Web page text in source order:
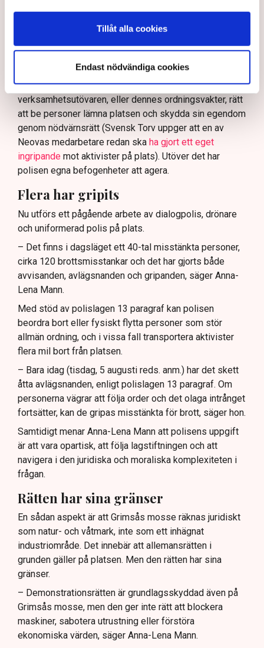
Tillåt alla cookies
Endast nödvändiga cookies
och näringsverksamhet mot den typen av störningar.
Nu svarar polisen på kritiken.
Enligt Anna-Lena Mann, polisinspektör vid
kommunikationsavdelningen i region Väst, har
verksamhetsutövaren, eller dennes ordningsvakter, rätt
att be personer lämna platsen och skydda sin egendom
genom nödvärnsrätt (Svensk Torv uppger att en av
Neovas medarbetare redan ska ha gjort ett eget
ingripande mot aktivister på plats). Utöver det har
polisen egna befogenheter att agera.
Flera har gripits
Nu utförs ett pågående arbete av dialogpolis, drönare
och uniformerad polis på plats.
– Det finns i dagsläget ett 40-tal misstänkta personer,
cirka 120 brottsmisstankar och det har gjorts både
avvisanden, avlägsnanden och gripanden, säger Anna-
Lena Mann.
Med stöd av polislagen 13 paragraf kan polisen
beordra bort eller fysiskt flytta personer som stör
allmän ordning, och i vissa fall transportera aktivister
flera mil bort från platsen.
– Bara idag (tisdag, 5 augusti reds. anm.) har det skett
åtta avlägsnanden, enligt polislagen 13 paragraf. Om
personerna vägrar att följa order och det olaga intrånget
fortsätter, kan de gripas misstänkta för brott, säger hon.
Samtidigt menar Anna-Lena Mann att polisens uppgift
är att vara opartisk, att följa lagstiftningen och att
navigera i den juridiska och moraliska komplexiteten i
frågan.
Rätten har sina gränser
En sådan aspekt är att Grimsås mosse räknas juridiskt
som natur- och våtmark, inte som ett inhägnat
industriområde. Det innebär att allemansrätten i
grunden gäller på platsen. Men den rätten har sina
gränser.
– Demonstrationsrätten är grundlagsskyddad även på
Grimsås mosse, men den ger inte rätt att blockera
maskiner, sabotera utrustning eller förstöra
ekonomiska värden, säger Anna-Lena Mann.